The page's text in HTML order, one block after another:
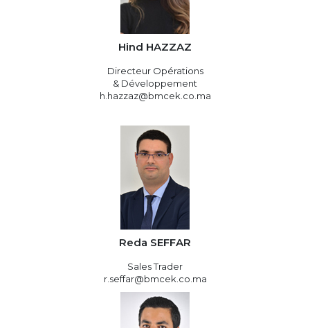
Hind HAZZAZ
Directeur Opérations
& Développement
h.hazzaz@bmcek.co.ma
Reda SEFFAR
Sales Trader
r.seffar@bmcek.co.ma